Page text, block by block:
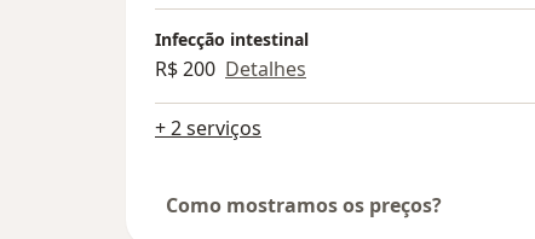
Infecção intestinal
R$ 200 Detalhes
+ 2 serviços
Como mostramos os preços?